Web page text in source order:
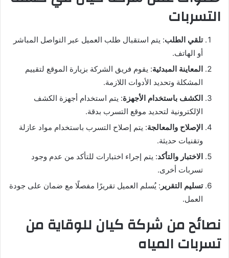
التسربات
تلقي الطلب: يتم استقبال طلب العميل عبر التواصل المباشر
أو الهاتف.
المعاينة المبدئية: يقوم فريق الشركة بزيارة الموقع لتقييم
المشكلة وتحديد الأدوات اللازمة.
الكشف باستخدام الأجهزة: يتم استخدام أجهزة الكشف
الإلكترونية لتحديد موقع التسرب بدقة.
الإصلاح والمعالجة: يتم إصلاح التسرب باستخدام مواد عازلة
وتقنيات حديثة.
الاختبار والتأكد: يتم إجراء اختبارات للتأكد من عدم وجود
تسربات أخرى.
تسليم التقرير : يُسلم العميل تقريرًا مفصلًا مع ضمان على جودة
العمل.
نصائح من شركة كيان للوقاية من
تسربات المياه